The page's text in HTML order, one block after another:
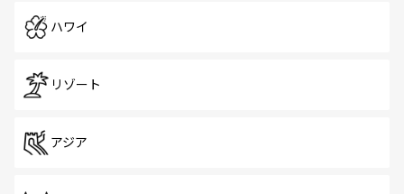
ハワイ
リゾート
アジア